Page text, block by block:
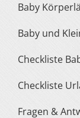
Baby
Baby und
Checkliste
Checkliste
Fragen &